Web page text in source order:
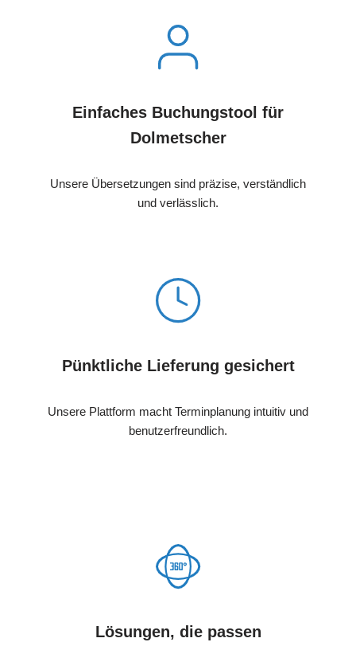
Einfaches Buchungstool für
Dolmetscher
Unsere Übersetzungen sind präzise, verständlich
und verlässlich.
Pünktliche Lieferung gesichert
Unsere Plattform macht Terminplanung intuitiv und
benutzerfreundlich.
Lösungen, die passen